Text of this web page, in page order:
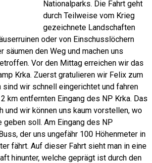
Nationalparks. Die Fahrt geht
durch Teilweise vom Krieg
gezeichnete Landschaften
oder von Einschusslöchern
säumen den Weg und machen uns
Vor den Mittag erreichen wir das
Krka. Zuerst gratulieren wir Felix zum
sind wir schnell eingerichtet und fahren
km entfernten Eingang des NP Krka. Das
und wir können uns kaum vorstellen, wo
soll. Am Eingang des NP
der uns ungefähr 100 Höhenmeter in
fährt. Auf dieser Fahrt sieht man in eine
hinunter, welche geprägt ist durch den